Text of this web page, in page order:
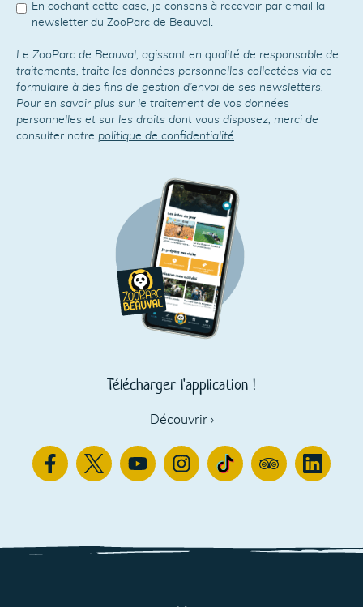
En cochant cette case, je consens à recevoir par email la
newsletter du ZooParc de Beauval.
Le ZooParc de Beauval, agissant en qualité de responsable de
traitements, traite les données personnelles collectées via ce
formulaire à des fins de gestion d’envoi de ses newsletters.
Pour en savoir plus sur le traitement de vos données
personnelles et sur les droits dont vous disposez, merci de
consulter notre politique de confidentialité.
Télécharger l'application !
Découvrir›
FacebookTwitterYoutubeInstagram
TikTok TripAdvisorLinkedin